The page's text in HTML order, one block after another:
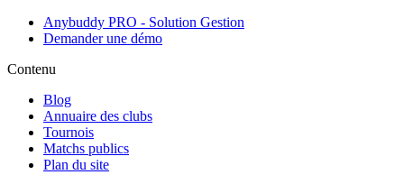
Anybuddy PRO - Solution Gestion
Demander une démo
Contenu
Blog
Annuaire des clubs
Tournois
Matchs publics
Plan du site